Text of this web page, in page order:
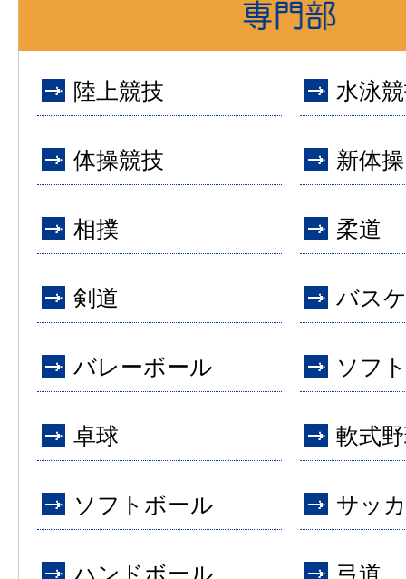
陸上競技 水泳
体操競技 新体操
相撲 柔道
剣道 バス
バレーボール ソフ
卓球 軟式
ソフトボール サッ
ハンドボール 弓道